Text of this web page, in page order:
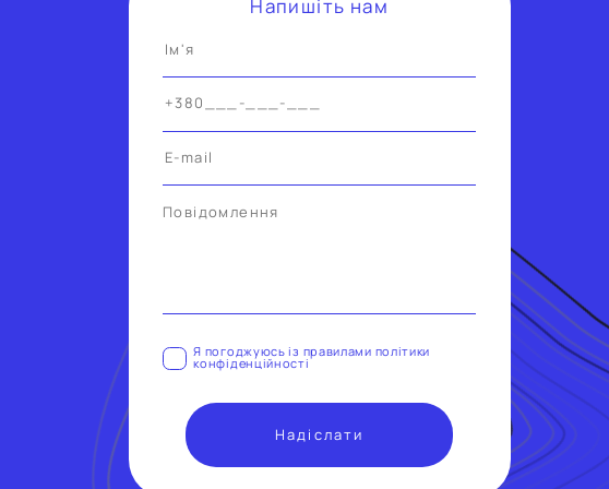
Напишiть нам
Я погоджуюсь iз правилами полiтики
конфiденцiйностi